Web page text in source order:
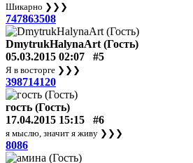
Шикарно ❯❯❯
747863508
DmytrukHalynaArt (Гость)
05.03.2015 02:07
#5
Я в восторге ❯❯❯
398714120
гость (Гость)
17.04.2015 15:15
#6
я мыслю, значит я живу ❯❯❯
8086